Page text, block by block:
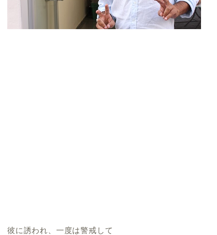
彼に誘われ、一度は警戒して